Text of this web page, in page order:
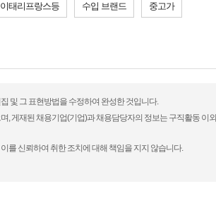
이태리프랑스등 수입 브랜드 중고가
및 그 표현방법을 수정하여 완성한 것입니다.
, 게재된 채용기업(기업)과 채용담당자의 정보는 구직활동 이외
를 신뢰하여 취한 조치에 대해 책임을 지지 않습니다.